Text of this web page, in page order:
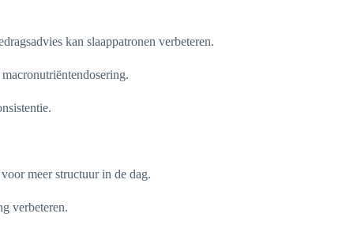
kan slaappatronen verbeteren.
meer structuur in de dag.
verbeteren.